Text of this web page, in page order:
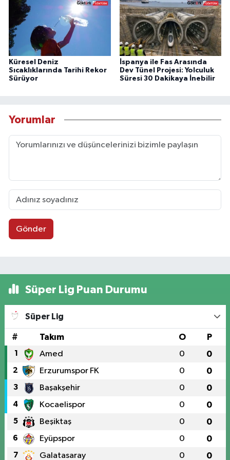
Küresel Deniz
Sıcaklıklarında Tarihi Rekor
Sürüyor
İspanya ile Fas Arasında
Dev Tünel Projesi: Yolculuk
Süresi 30 Dakikaya İnebilir
Yorumlar
Gönder
Süper Lig Puan Durumu
Süper Lig
# Takım O P
1 Amed 0 0
2 Erzurumspor FK 0 0
3 Başakşehir 0 0
4 Kocaelispor 0 0
5 Beşiktaş 0 0
6 Eyüpspor 0 0
7 Galatasaray 0 0